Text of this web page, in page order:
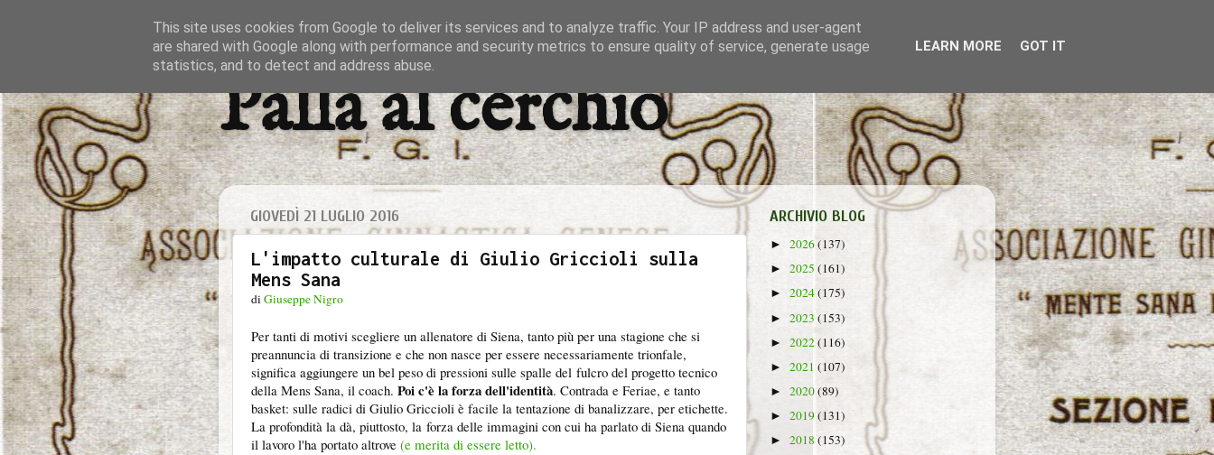
Palla al cerchio
GIOVEDÌ 21 LUGLIO 2016
L'impatto culturale di Giulio Griccioli sulla
Mens Sana
diGiuseppe Nigro
Per tanti di motivi scegliere un allenatore di Siena, tanto più per una stagione che si
preannuncia di transizione e che non nasce per essere necessariamente trionfale,
significa aggiungere un bel peso di pressioni sulle spalle del fulcro del progetto tecnico
della Mens Sana, il coach. Poi c'è la forza dell'identità. Contrada e Feriae, e tanto
basket: sulle radici di Giulio Griccioli è facile la tentazione di banalizzare, per etichette.
La profondità la dà, piuttosto, la forza delle immagini con cui ha parlato di Siena quando
il lavoro l'ha portato altrove (e merita di essere letto).
ARCHIVIO BLOG
► 2026(137)
► 2025 (161)
► 2024(175)
► 2023 (153)
► 2022(116)
► 2021 (107)
► 2020(89)
► 2019(131)
► 2018 (153)
This site uses cookies from Google to deliver its services and to analyze traffic. Your IP address and user-agent
are shared with Google along with performance and security metrics to ensure quality of service, generate usage
statistics, and to detect and address abuse.
LEARN MORE GOT IT